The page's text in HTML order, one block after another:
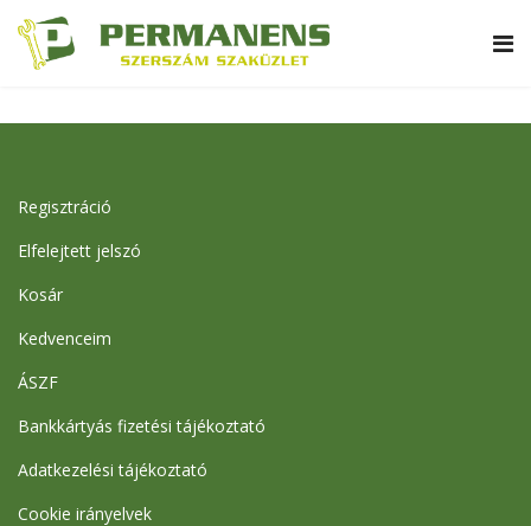
Regisztráció
Elfelejtett jelszó
Kosár
Kedvenceim
ÁSZF
Bankkártyás fizetési tájékoztató
Adatkezelési tájékoztató
Cookie irányelvek